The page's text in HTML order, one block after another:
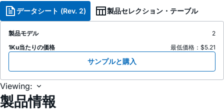
データシート (Rev. 2) 製品セレクション・テーブル
製品モデル
2
1Ku当たりの価格
最低価格：$5.21
サンプルと購入
Viewing:
製品情報